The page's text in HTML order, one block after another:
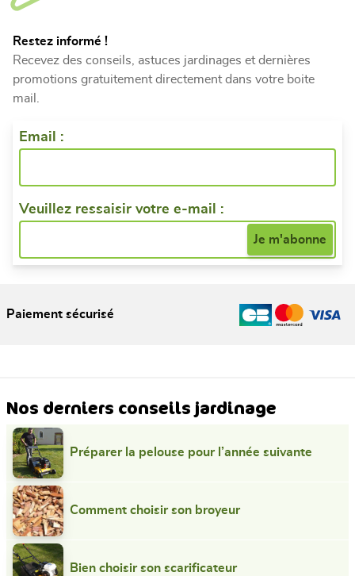
Restez informé !
Recevez des conseils, astuces jardinages et dernières
promotions gratuitement directement dans votre boite
mail.
Email :
Veuillez ressaisir votre e-mail :
Paiement sécurisé
Nos derniers conseils jardinage
Préparer la pelouse pour l’année suivante
Comment choisir son broyeur
Bien choisir son scarificateur